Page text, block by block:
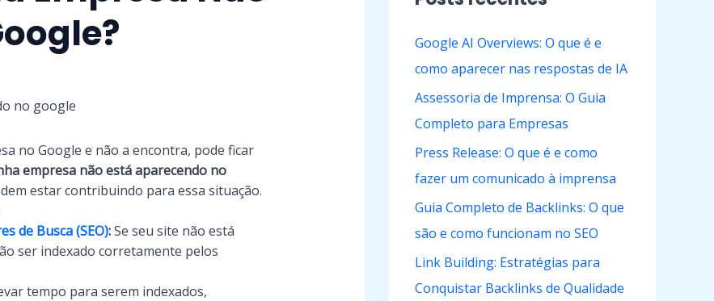
no Google e não a encontra, pode ficar
empresa não está aparecendo no
estar contribuindo para essa situação.
de Busca (SEO):Se seu site não está
ser indexado corretamente pelos
tempo para serem indexados,
Google AI Overviews: O que é e
como aparecer nas respostas de IA
Assessoria de Imprensa: O Guia
Completo para Empresas
Press Release: O que é e como
fazer um comunicado à imprensa
Guia Completo de Backlinks: O que
são e como funcionam no SEO
Link Building: Estratégias para
Conquistar Backlinks de Qualidade